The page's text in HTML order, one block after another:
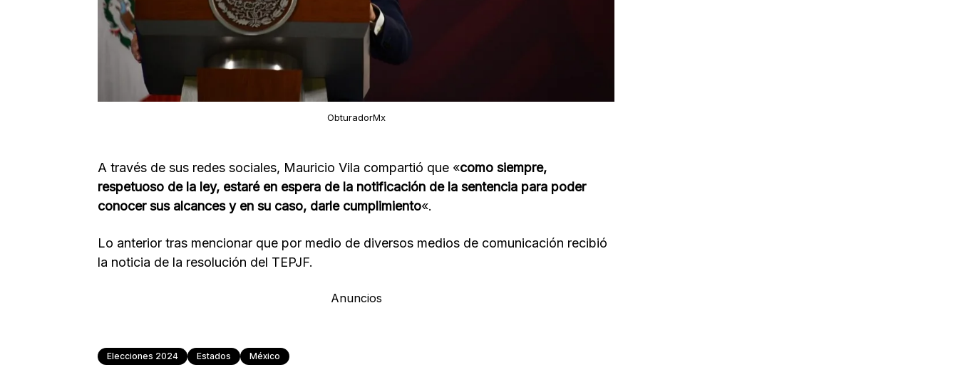
ObturadorMx
A través de sus redes sociales, Mauricio Vila compartió que «como siempre,
respetuoso de la ley, estaré en espera de la notificación de la sentencia para poder
conocer sus alcances y en su caso, darle cumplimiento«.
Lo anterior tras mencionar que por medio de diversos medios de comunicación recibió
la noticia de la resolución del TEPJF.
Anuncios
Elecciones 2024 Estados México